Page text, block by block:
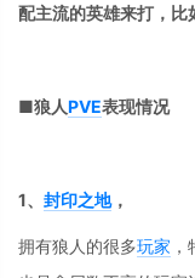
配主流的英雄来打，比
■狼人PVE表现情况
1、 封印之地，
拥有狼人的很多玩家